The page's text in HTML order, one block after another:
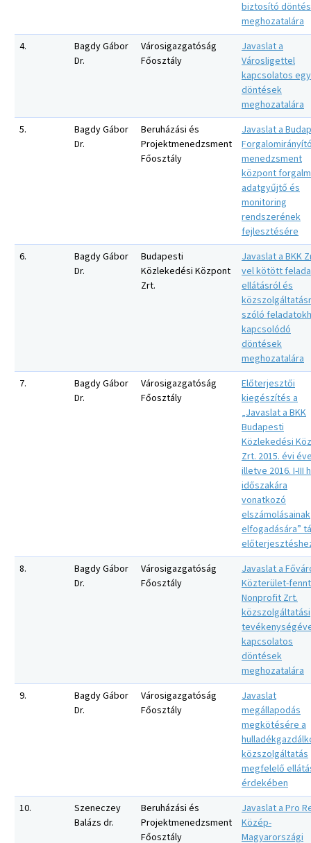
biztosító
meghozatalára
4.
Bagdy Gábor
Dr.
Városigazgatóság
Főosztály
Javaslat a
Városligettel
kapcsolatos
döntések
meghozatalára
5.
Bagdy Gábor
Dr.
Beruházási és
Projektmenedzsment
Főosztály
Javaslat a
menedzsment
központ
adatgyűjtő és
monitoring
rendszerének
fejlesztésére
6.
Bagdy Gábor
Dr.
Budapesti
Közlekedési Központ
Zrt.
Javaslat a BKK
vel kötött
ellátásról és
szóló
kapcsolódó
döntések
meghozatalára
7.
Bagdy Gábor
Dr.
Városigazgatóság
Főosztály
Előterjesztői
kiegészítés a
„Javaslat a BKK
Budapesti
Közlekedési
Zrt. 2015. évi
illetve 2016. I-III
időszakára
vonatkozó
elszámolásainak
elfogadására”
8.
Bagdy Gábor
Dr.
Városigazgatóság
Főosztály
Javaslat a
Közterület-
Nonprofit Zrt.
közszolgáltatási
kapcsolatos
döntések
meghozatalára
9.
Bagdy Gábor
Dr.
Városigazgatóság
Főosztály
Javaslat
megállapodás
megkötésére a
közszolgáltatás
megfelelő
érdekében
10.
Szeneczey
Balázs dr.
Beruházási és
Projektmenedzsment
Főosztály
Javaslat a Pro
Közép-
Magyarországi